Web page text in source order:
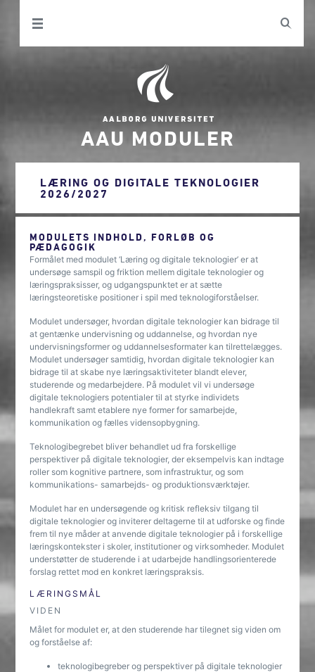
AAU MODULER
LÆRING OG DIGITALE TEKNOLOGIER
2026/2027
MODULETS INDHOLD, FORLØB OG
PÆDAGOGIK
Formålet med modulet ‘Læring og digitale teknologier’ er at
undersøge samspil og friktion mellem digitale teknologier og
læringspraksisser, og udgangspunktet er at sætte
læringsteoretiske positioner i spil med teknologiforståelser.
Modulet undersøger, hvordan digitale teknologier kan bidrage til
at gentænke undervisning og uddannelse, og hvordan nye
undervisningsformer og uddannelsesformater kan tilrettelægges.
Modulet undersøger samtidig, hvordan digitale teknologier kan
bidrage til at skabe nye læringsaktiviteter blandt elever,
studerende og medarbejdere. På modulet vil vi undersøge
digitale teknologiers potentialer til at styrke individets
handlekraft samt etablere nye former for samarbejde,
kommunikation og fælles vidensopbygning.
Teknologibegrebet bliver behandlet ud fra forskellige
perspektiver på digitale teknologier, der eksempelvis kan indtage
roller som kognitive partnere, som infrastruktur, og som
kommunikations- samarbejds- og produktionsværktøjer.
Modulet har en undersøgende og kritisk refleksiv tilgang til
digitale teknologier og inviterer deltagerne til at udforske og finde
frem til nye måder at anvende digitale teknologier på i forskellige
læringskontekster i skoler, institutioner og virksomheder. Modulet
understøtter de studerende i at udarbejde handlingsorienterede
forslag rettet mod en konkret læringspraksis.
LÆRINGSMÅL
VIDEN
Målet for modulet er, at den studerende har tilegnet sig viden om
og forståelse af:
teknologibegreber og perspektiver på digitale teknologier